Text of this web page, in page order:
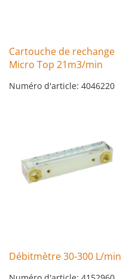
Cartouche de rechange
Micro Top 21m3/min
Numéro d'article: 4046220
Débitmètre 30-300 L/min